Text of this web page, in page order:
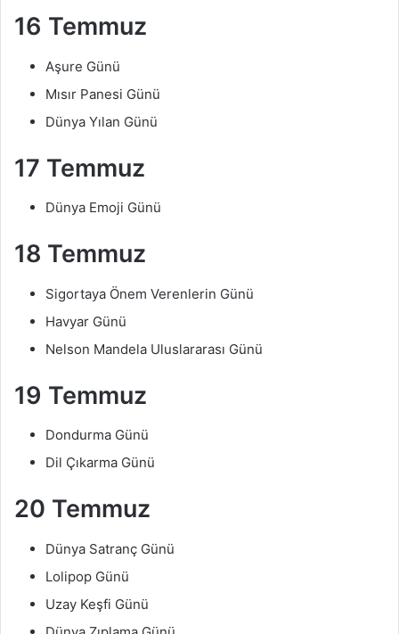
16 Temmuz
Aşure Günü
Mısır Panesi Günü
Dünya Yılan Günü
17 Temmuz
Dünya Emoji Günü
18 Temmuz
Sigortaya Önem Verenlerin Günü
Havyar Günü
Nelson Mandela Uluslararası Günü
19 Temmuz
Dondurma Günü
Dil Çıkarma Günü
20 Temmuz
Dünya Satranç Günü
Lolipop Günü
Uzay Keşfi Günü